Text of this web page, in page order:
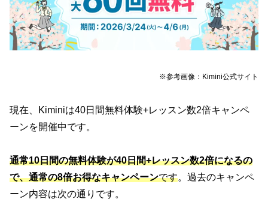
※参考画像：Kimini公式サイト
現在、Kiminiは40日間無料体験+レッスン数2倍キャンペ
ーンを開催中です。
通常10日間の無料体験が40日間+レッスン数2倍になるの
で、通常の8倍お得なキャンペーンです。過去のキャンペ
ーン内容は次の通りです。